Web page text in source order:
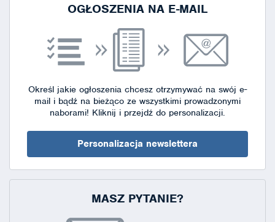
OGŁOSZENIA NA E-MAIL
Określ jakie ogłoszenia chcesz otrzymywać na swój e-
mail i bądź na bieżąco ze wszystkimi prowadzonymi
naborami! Kliknij i przejdź do personalizacji.
Personalizacja newslettera
MASZ PYTANIE?